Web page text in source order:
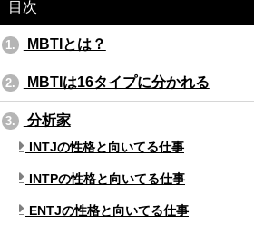
目次
1. MBTIとは？
2. MBTIは16タイプに分かれる
3. 分析家
INTJの性格と向いてる仕事
INTPの性格と向いてる仕事
ENTJの性格と向いてる仕事